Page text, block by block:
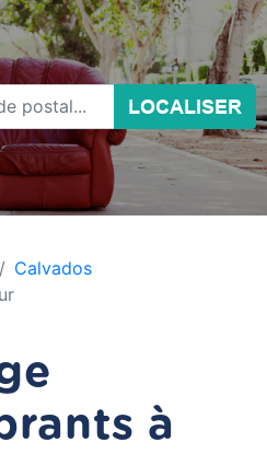
LOCALISER
Calvados
à